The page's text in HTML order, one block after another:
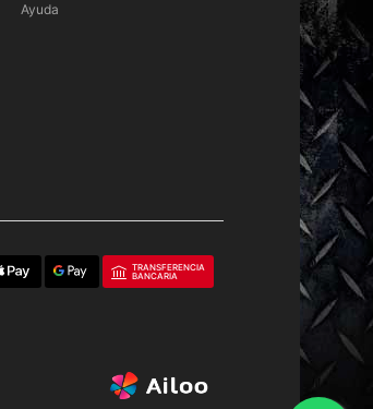
Ayuda
TRANSFERENCIA
BANCARIA